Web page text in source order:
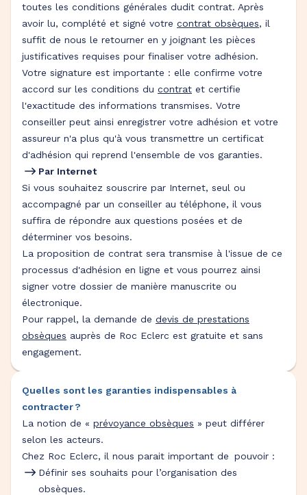
toutes les conditions générales dudit contrat. Après
avoir lu, complété et signé votre contrat obsèques, il
suffit de nous le retourner en y joignant les pièces
justificatives requises pour finaliser votre adhésion.
Votre signature est importante : elle confirme votre
accord sur les conditions du contrat et certifie
l'exactitude des informations transmises. Votre
conseiller peut ainsi enregistrer votre adhésion et votre
assureur n'a plus qu'à vous transmettre un certificat
d'adhésion qui reprend l'ensemble de vos garanties.
Par Internet
Si vous souhaitez souscrire par Internet, seul ou
accompagné par un conseiller au téléphone, il vous
suffira de répondre aux questions posées et de
déterminer vos besoins.
La proposition de contrat sera transmise à l'issue de ce
processus d'adhésion en ligne et vous pourrez ainsi
signer votre dossier de manière manuscrite ou
électronique.
Pour rappel, la demande de devis de prestations
obsèques auprès de Roc Eclerc est gratuite et sans
engagement.
Quelles sont les garanties indispensables à
contracter ?
La notion de « prévoyance obsèques » peut différer
selon les acteurs.
Chez Roc Eclerc, il nous parait important de pouvoir :
Définir ses souhaits pour l’organisation des
obsèques.